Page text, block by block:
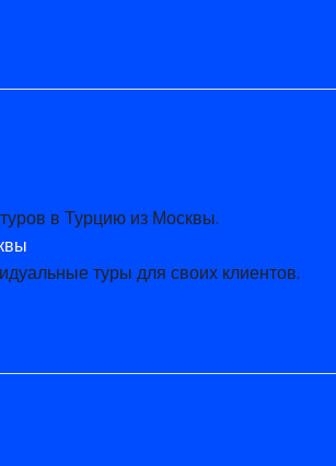
в Турцию из Москвы.
туры для своих клиентов.